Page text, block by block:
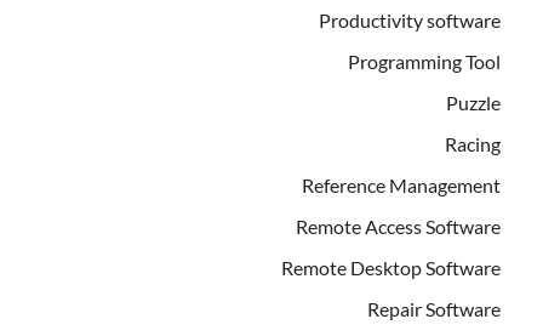
Productivity software
Programming Tool
Puzzle
Racing
Reference Management
Remote Access Software
Remote Desktop Software
Repair Software